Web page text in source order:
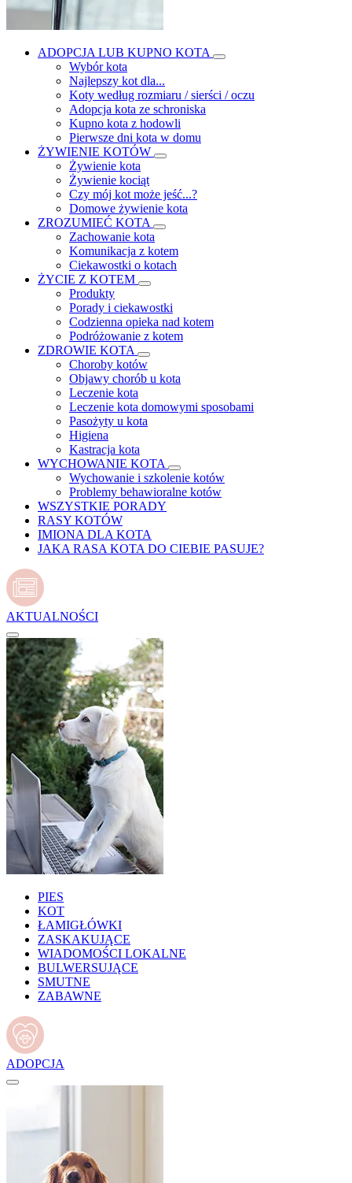
ADOPCJA LUB KUPNO KOTA
Wybór kota
Najlepszy kot dla...
Koty według rozmiaru / sierści / oczu
Adopcja kota ze schroniska
Kupno kota z hodowli
Pierwsze dni kota w domu
ŻYWIENIE KOTÓW
Żywienie kota
Żywienie kociąt
Czy mój kot może jeść...?
Domowe żywienie kota
ZROZUMIEĆ KOTA
Zachowanie kota
Komunikacja z kotem
Ciekawostki o kotach
ŻYCIE Z KOTEM
Produkty
Porady i ciekawostki
Codzienna opieka nad kotem
Podróżowanie z kotem
ZDROWIE KOTA
Choroby kotów
Objawy chorób u kota
Leczenie kota
Leczenie kota domowymi sposobami
Pasożyty u kota
Higiena
Kastracja kota
WYCHOWANIE KOTA
Wychowanie i szkolenie kotów
Problemy behawioralne kotów
WSZYSTKIE PORADY
RASY KOTÓW
IMIONA DLA KOTA
JAKA RASA KOTA DO CIEBIE PASUJE?
AKTUALNOŚCI
PIES
KOT
ŁAMIGŁÓWKI
ZASKAKUJĄCE
WIADOMOŚCI LOKALNE
BULWERSUJĄCE
SMUTNE
ZABAWNE
ADOPCJA